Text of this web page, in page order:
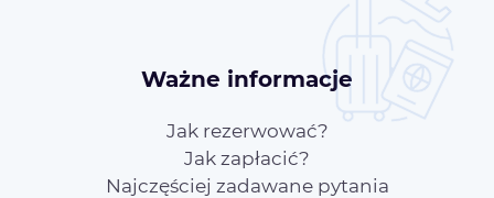
Ważne informacje
Jak rezerwować?
Jak zapłacić?
Najczęściej zadawane pytania